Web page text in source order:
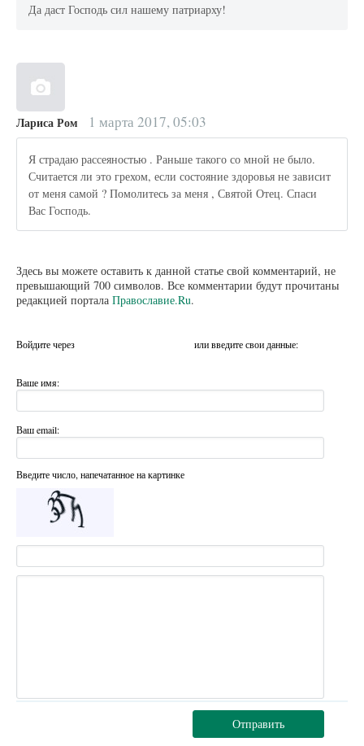
Да даст Господь сил нашему патриарху!
Лариса Ром 1 марта 2017, 05:03
Я страдаю рассеяностью . Раньше такого со мной не было.
Считается ли это грехом, если состояние здоровья не зависит
от меня самой ? Помолитесь за меня , Святой Отец. Спаси
Вас Господь.
Здесь вы можете оставить к данной статье свой комментарий, не
превышающий 700 символов. Все комментарии будут прочитаны
редакцией портала Православие.Ru.
Войдите через или введите свои данные:
Ваше имя:
Ваш email:
Введите число, напечатанное на картинке
Отправить